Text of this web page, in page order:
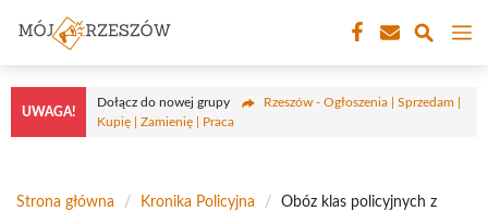
treści
UWAGA!
Dołącz do nowej grupy
Rzeszów - Ogłoszenia | Sprzedam |
Kupię | Zamienię | Praca
Strona główna / Kronika Policyjna /
Obóz klas policyjnych z